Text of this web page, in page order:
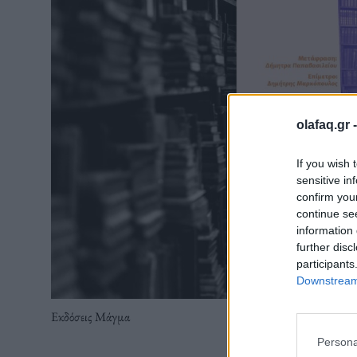
olafaq.gr
If you wish
sensitive
confirm
continue
information
further
Εκδόσεις Μάγμα